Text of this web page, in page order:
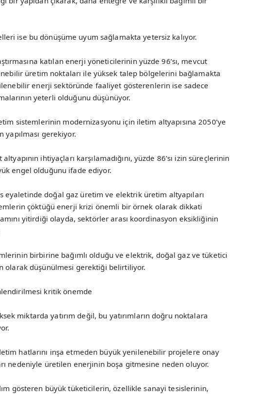
ise bu dönüşüme uyum sağlamakta yetersiz kalıyor.
katılan enerji yöneticilerinin yüzde 96’sı, mevcut
üretim noktaları ile yüksek talep bölgelerini bağlamakta
enerji sektöründe faaliyet gösterenlerin ise sadece
yeterli olduğunu düşünüyor.
sistemlerinin modernizasyonu için iletim altyapısına 2050’ye
yapılması gerekiyor.
altyapının ihtiyaçları karşılamadığını, yüzde 86’sı izin süreçlerinin
engel olduğunu ifade ediyor.
eyaletinde doğal gaz üretim ve elektrik üretim altyapıları
çöktüğü enerji krizi önemli bir örnek olarak dikkati
yitirdiği olayda, sektörler arası koordinasyon eksikliğinin
birbirine bağımlı olduğu ve elektrik, doğal gaz ve tüketici
olarak düşünülmesi gerektiği belirtiliyor.
kritik önemde
miktarda yatırım değil, bu yatırımların doğru noktalara
hatlarını inşa etmeden büyük yenilenebilir projelere onay
nedeniyle üretilen enerjinin boşa gitmesine neden oluyor.
gösteren büyük tüketicilerin, özellikle sanayi tesislerinin,